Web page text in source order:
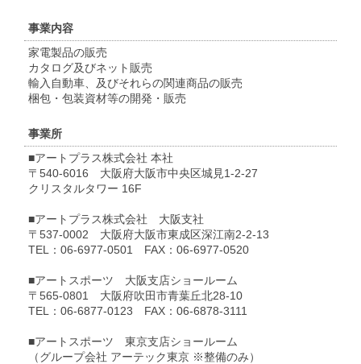
事業内容
家電製品の販売
カタログ及びネット販売
輸入自動車、及びそれらの関連商品の販売
梱包・包装資材等の開発・販売
事業所
■アートプラス株式会社 本社
〒540-6016 大阪府大阪市中央区城見1-2-27
クリスタルタワー 16F
■アートプラス株式会社 大阪支社
〒537-0002 大阪府大阪市東成区深江南2-2-13
TEL：06-6977-0501 FAX：06-6977-0520
■アートスポーツ 大阪支店ショールーム
〒565-0801 大阪府吹田市青葉丘北28-10
TEL：06-6877-0123 FAX：06-6878-3111
■アートスポーツ 東京支店ショールーム
（グループ会社 アーテック東京 ※整備のみ）